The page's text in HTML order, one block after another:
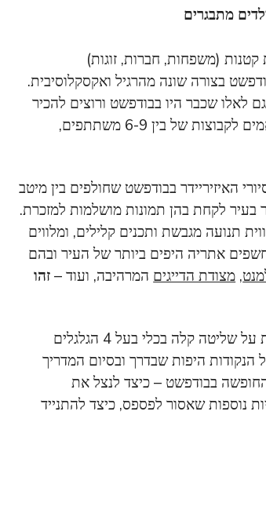
מתבגרים
קטנות (משפחות, חברות, זוגות)
בצורה שונה מהרגיל ואקסקלוסיבית.
לאלו שכבר היו בבודפשט ורוצים להכיר
את העיר מזווית חדשה. סיורי האיזיריידר הפרטיים מותאמים לקבוצות של בין 6-9 משתתפים,
האיזיריידר בבודפשט שחולפים בין מיטב
בעיר לקחת בהן תמונות מושלמות למזכרת.
תנועה מגבשת ותכנים קלילים, ומלווים
אתריה היפים ביותר של העיר ובהם
, מצודת הדייגים המרהיבה, ועוד –זהו
כל סיורי האיזיריידר בבודפשט מתחילים בהדרכה בעברית על שליטה קלה בכלי בעל 4 הגלגלים
היפות שבדרך ובסיום המדריך
בבודפשט – כיצד לנצל את
נוספות שאסור לפספס, כיצד להתנייד